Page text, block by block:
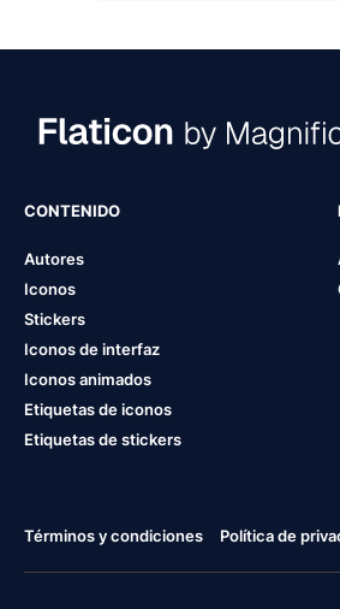
CONTENIDO
Autores
Iconos
Stickers
Iconos de interfaz
Iconos animados
Etiquetas de iconos
Etiquetas de stickers
Términos y condiciones Política de